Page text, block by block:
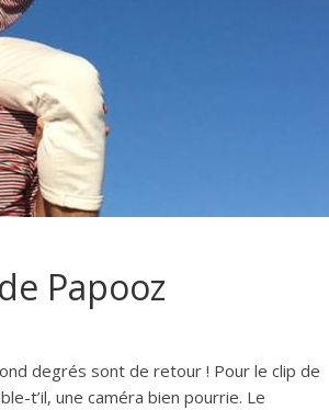
Papooz
degrés sont de retour ! Pour le clip de
t’il, une caméra bien pourrie. Le